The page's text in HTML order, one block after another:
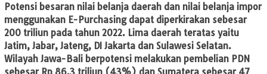
Potensi besaran nilai belanja daerah dan nilai belanja impor
menggunakan E-Purchasing dapat diperkirakan sebesar
200 triliun pada tahun 2022. Lima daerah teratas yaitu
Jatim, Jabar, Jateng, DI Jakarta dan Sulawesi Selatan.
Wilayah Jawa-Bali berpotensi melakukan pembelian PDN